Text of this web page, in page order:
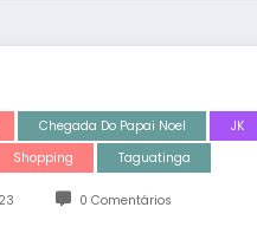
Chegada Do Papai Noel
JK
Shopping Taguatinga
0 Comentários